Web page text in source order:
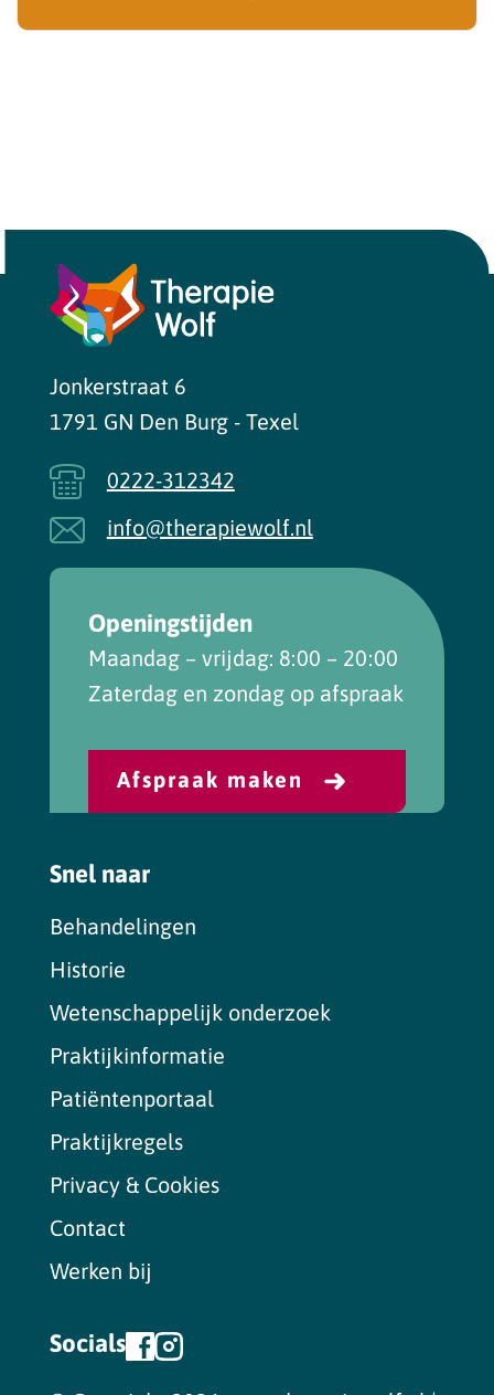
Jonkerstraat 6
1791 GN Den Burg - Texel
0222-312342
info@therapiewolf.nl
Openingstijden
Maandag – vrijdag: 8:00 – 20:00
Zaterdag en zondag op afspraak
Afspraak maken
Snel naar
Behandelingen
Historie
Wetenschappelijk onderzoek
Praktijkinformatie
Patiëntenportaal
Praktijkregels
Privacy & Cookies
Contact
Werken bij
Socials